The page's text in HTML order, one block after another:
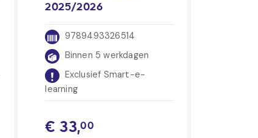
2025/2026
9789493326514
Binnen 5 werkdagen
Exclusief Smart-e-
learning
€ 33,00